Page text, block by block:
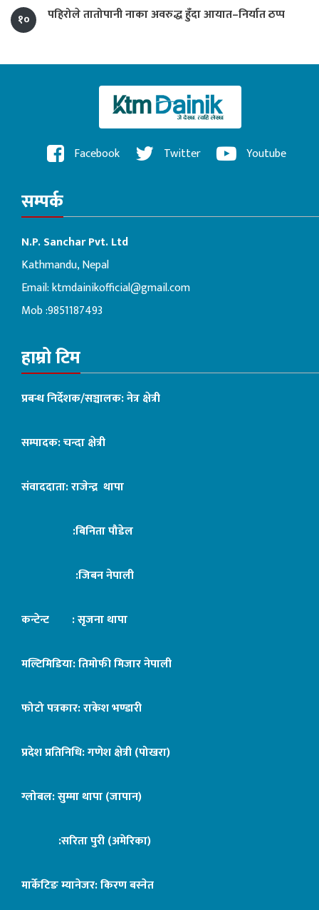
१० पहिरोले तातोपानी नाका अवरुद्ध हुँदा आयात–निर्यात ठप्प
Facebook Twitter Youtube
सम्पर्क
N.P. Sanchar Pvt. Ltd
Kathmandu, Nepal
Email:ktmdainikofficial@gmail.com
Mob :9851187493
हाम्रो टिम
प्रबन्ध निर्देशक/सञ्चालक: नेत्र क्षेत्री
सम्पादक: चन्दा क्षेत्री
संवाददाता: राजेन्द्र थापा
:बिनिता पौडेल
:जिबन नेपाली
कन्टेन्ट : सृजना थापा
मल्टिमिडिया: तिमोफी मिजार नेपाली
फोटो पत्रकार: राकेश भण्डारी
प्रदेश प्रतिनिधि: गणेश क्षेत्री (पोखरा)
ग्लोबल: सुम्मा थापा (जापान)
:सरिता पुरी (अमेरिका)
मार्केटिङ म्यानेजर: किरण बस्नेत